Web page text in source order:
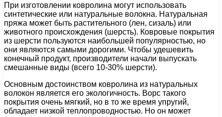
При изготовлении ковролина могут использовать
синтетические или натуральные волокна. Натуральная
пряжа может быть растительного (лен, сизаль) или
животного происхождения (шерсть). Ковровые покрытия
из шерсти пользуются наибольшей популярностью, но
они являются самыми дорогими. Чтобы удешевить
конечный продукт, производители начали выпускать
смешанные виды (всего 10-30% шерсти).
Основным достоинством ковролина из натуральных
волокон является его экологичность. Ворс такого
покрытия очень мягкий, но в то же время упругий,
обладает низкой теплопроводностью. Но он может